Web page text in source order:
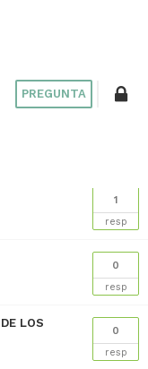
PREGUNTA
1
resp
0
resp
0
resp
LOS